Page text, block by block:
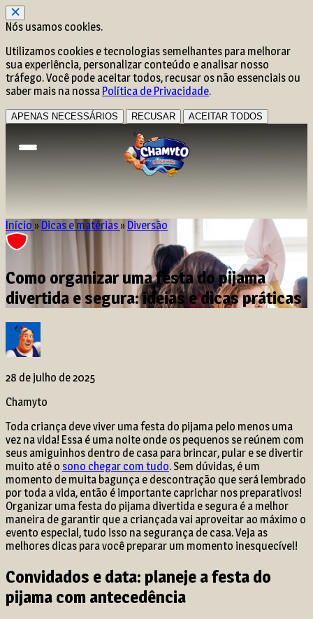
Nós usamos cookies.
Utilizamos cookies e tecnologias semelhantes para melhorar
sua experiência, personalizar conteúdo e analisar nosso
tráfego. Você pode aceitar todos, recusar os não essenciais ou
saber mais na nossa Política de Privacidade.
APENAS NECESSÁRIOS RECUSAR ACEITAR TODOS
Início » Dicas e matérias» Diversão
Como organizar uma festa do pijama
divertida e segura: ideias e dicas práticas
28 de julho de 2025
Chamyto
Toda criança deve viver uma festa do pijama pelo menos uma
vez na vida! Essa é uma noite onde os pequenos se reúnem com
seus amiguinhos dentro de casa para brincar, pular e se divertir
muito até o sono chegar com tudo. Sem dúvidas, é um
momento de muita bagunça e descontração que será lembrado
por toda a vida, então é importante caprichar nos preparativos!
Organizar uma festa do pijama divertida e segura é a melhor
maneira de garantir que a criançada vai aproveitar ao máximo o
evento especial, tudo isso na segurança de casa. Veja as
melhores dicas para você preparar um momento inesquecível!
Convidados e data: planeje a festa do
pijama com antecedência